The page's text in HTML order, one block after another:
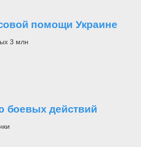
помощи Украине
3 млн
боевых действий